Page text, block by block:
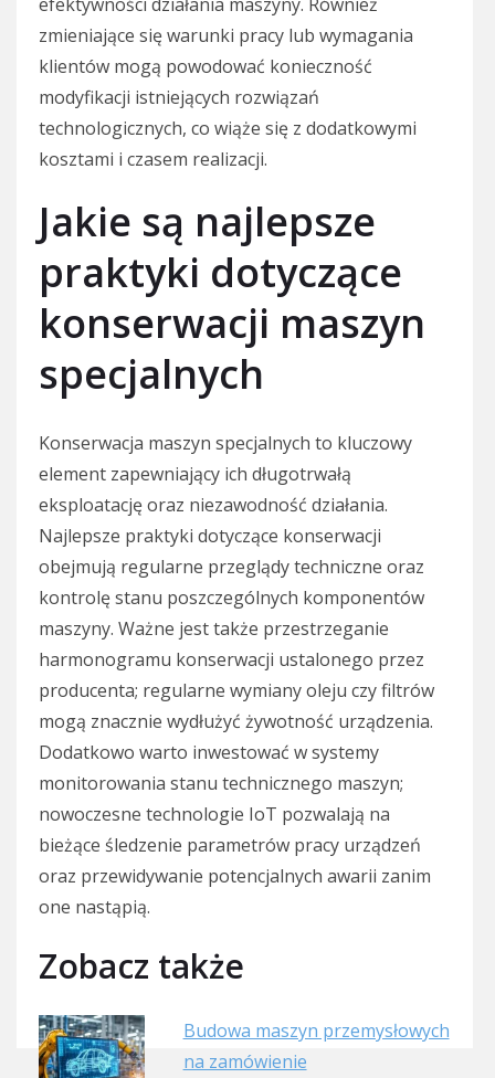
zmieniające się warunki pracy lub wymagania
klientów mogą powodować konieczność
modyfikacji istniejących rozwiązań
technologicznych, co wiąże się z dodatkowymi
kosztami i czasem realizacji.
Jakie są najlepsze
praktyki dotyczące
konserwacji maszyn
specjalnych
Konserwacja maszyn specjalnych to kluczowy
element zapewniający ich długotrwałą
eksploatację oraz niezawodność działania.
Najlepsze praktyki dotyczące konserwacji
obejmują regularne przeglądy techniczne oraz
kontrolę stanu poszczególnych komponentów
maszyny. Ważne jest także przestrzeganie
harmonogramu konserwacji ustalonego przez
producenta; regularne wymiany oleju czy filtrów
mogą znacznie wydłużyć żywotność urządzenia.
Dodatkowo warto inwestować w systemy
monitorowania stanu technicznego maszyn;
nowoczesne technologie IoT pozwalają na
bieżące śledzenie parametrów pracy urządzeń
oraz przewidywanie potencjalnych awarii zanim
one nastąpią.
Zobacz także
Budowa maszyn przemysłowych
na zamówienie